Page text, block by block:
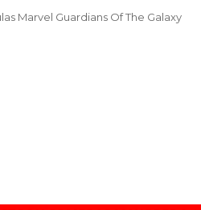
Marvel Guardians Of The Galaxy